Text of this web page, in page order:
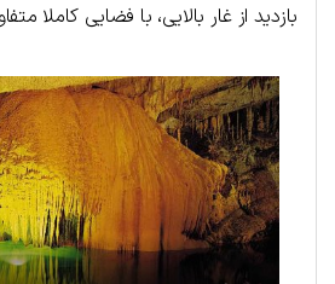
بازدید از غار بالایی، با فضایی کاملا